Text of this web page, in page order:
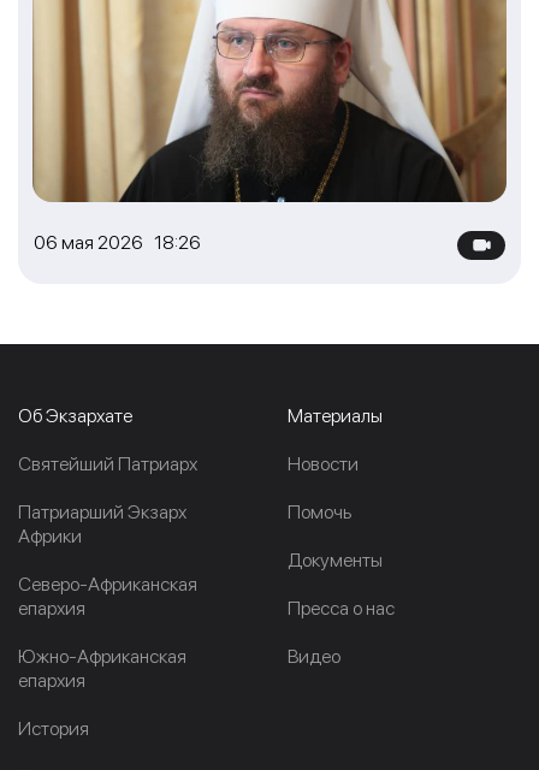
06 мая 2026 18:26
Об Экзархате
Cвятейший Патриарх
Патриарший Экзарх
Африки
Северо-Африканская
епархия
Южно-Африканская
епархия
История
Материалы
Новости
Помочь
Документы
Пресса о нас
Видео